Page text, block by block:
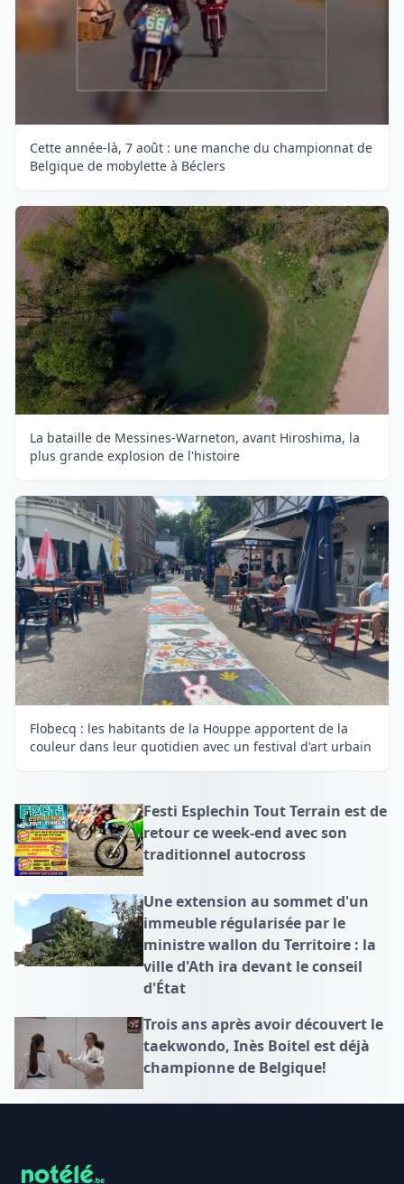
Cette année-là, 7 août : une manche du championnat de
Belgique de mobylette à Béclers
La bataille de Messines-Warneton, avant Hiroshima, la
plus grande explosion de l'histoire
Flobecq : les habitants de la Houppe apportent de la
couleur dans leur quotidien avec un festival d'art urbain
Festi Esplechin Tout Terrain est de
retour ce week-end avec son
traditionnel autocross
Une extension au sommet d'un
immeuble régularisée par le
ministre wallon du Territoire : la
ville d'Ath ira devant le conseil
d'État
Trois ans après avoir découvert le
taekwondo, Inès Boitel est déjà
championne de Belgique!